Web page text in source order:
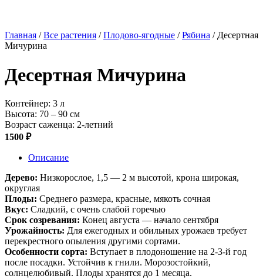
Главная /Все растения /Плодово-ягодные /Рябина / Десертная
Мичурина
Десертная Мичурина
Контейнер: 3 л
Высота: 70 – 90 см
Возраст саженца: 2-летний
1500 ₽
Описание
Дерево: Низкорослое, 1,5 — 2 м высотой, крона широкая,
округлая
Плоды: Среднего размера, красные, мякоть сочная
Вкус: Сладкий, с очень слабой горечью
Срок созревания: Конец августа — начало сентября
Урожайность: Для ежегодных и обильных урожаев требует
перекрестного опыления другими сортами.
Особенности сорта: Вступает в плодоношение на 2-3-й год
после посадки. Устойчив к гнили. Морозостойкий,
солнцелюбивый. Плоды хранятся до 1 месяца.